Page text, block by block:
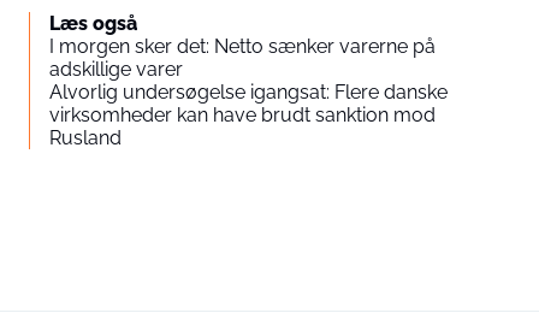
Læs også
I morgen sker det: Netto sænker varerne på
adskillige varer
Alvorlig undersøgelse igangsat: Flere danske
virksomheder kan have brudt sanktion mod
Rusland